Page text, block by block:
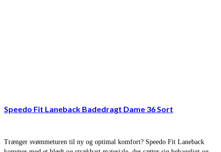
Speedo Fit Laneback Badedragt Dame 36 Sort
Trænger svømmeturen til ny og optimal komfort? Speedo Fit Laneback